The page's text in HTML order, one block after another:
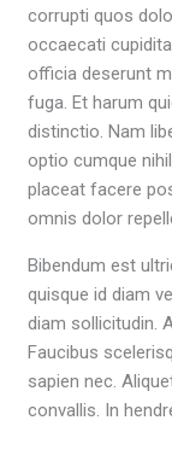
corrupti quos
occaecati
officia deserunt
fuga. Et harum
distinctio. Nam
optio cumque
placeat facere
omnis dolor
Bibendum est
quisque id diam
diam sollicitudin.
Faucibus
sapien nec.
convallis. In